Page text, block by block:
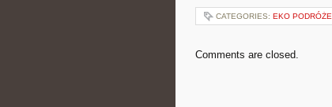
CATEGORIES: EKO PODRÓŻE
Comments are closed.